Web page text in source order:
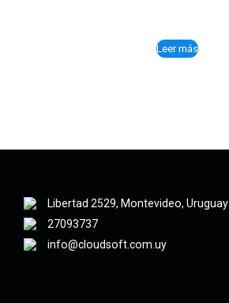
Leer más
Libertad 2529, Montevideo, Uruguay
27093737
info@cloudsoft.com.uy